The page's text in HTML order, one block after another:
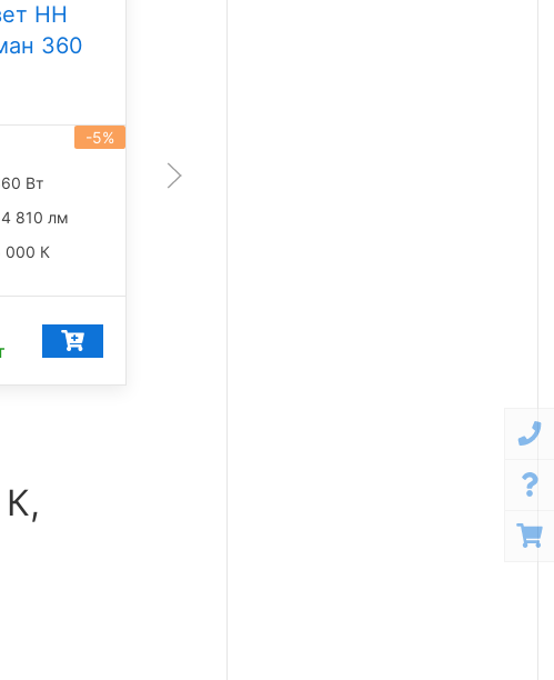
НН
360
-5%
Вт
810 лм
000 К